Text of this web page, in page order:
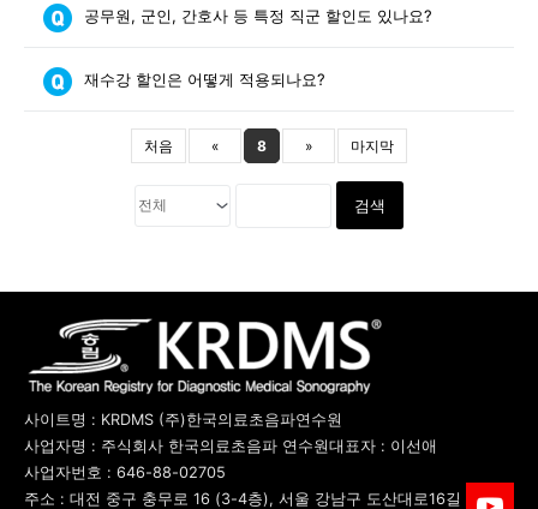
공무원, 군인, 간호사 등 특정 직군 할인도 있나요?
재수강 할인은 어떻게 적용되나요?
처음 « 8 » 마지막
검색
사이트명 : KRDMS (주)한국의료초음파연수원
사업자명 : 주식회사 한국의료초음파 연수원대표자 : 이선애
사업자번호 : 646-88-02705
주소 : 대전 중구 충무로 16 (3-4층), 서울 강남구 도산대로16길 15 (용